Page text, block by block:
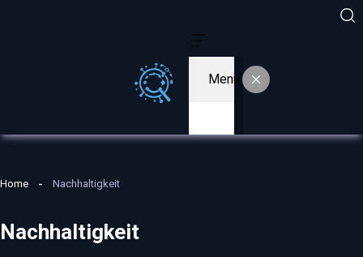
Menu
Home Nachhaltigkeit
Nachhaltigkeit